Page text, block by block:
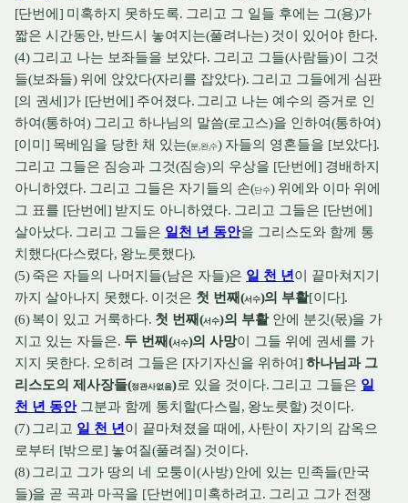
[단번에] 미혹하지 못하도록. 그리고 그 일들 후에는 그(용)가
짧은 시간동안, 반드시 놓여지는(풀려나는) 것이 있어야 한다.
(4) 그리고 나는 보좌들을 보았다. 그리고 그들(사람들)이 그것
들(보좌들) 위에 앉았다(자리를 잡았다). 그리고 그들에게 심판
[의 권세]가 [단번에] 주어졌다. 그리고 나는 예수의 증거로 인
하여(통하여) 그리고 하나님의 말씀(로고스)을 인하여(통하여)
[이미] 목베임을 당한 채 있는(분,완,수) 자들의 영혼들을 [보았다].
그리고 그들은 짐승과 그것(짐승)의 우상을 [단번에] 경배하지
아니하였다. 그리고 그들은 자기들의 손(단수) 위에와 이마 위에
그 표를 [단번에] 받지도 아니하였다. 그리고 그들은 [단번에]
살아났다. 그리고 그들은 일천 년 동안을 그리스도와 함께 통
치했다(다스렸다, 왕노릇했다).
(5)죽은 자들의 나머지들(남은 자들)은 일 천 년 이 끝마쳐지기
까지 살아나지 못했다. 이것은 첫 번째(서수)의 부활[이다].
(6)복이 있고 거룩하다. 첫 번째(서수)의 부활 안에 분깃(몫)을 가
지고 있는 자들은. 두 번째(서수)의 사망이 그들 위에 권세를 가
지지 못한다. 오히려 그들은 [자기자신을 위하여] 하나님과 그
리스도의 제사장들(정관사없음)로 있을 것이다. 그리고 그들은 일
천 년 동안 그분과 함께 통치할(다스릴, 왕노릇할) 것이다.
(7) 그리고 일 천 년 이 끝마쳐졌을 때에 ,사탄이 자기의 감옥으
로부터 [밖으로] 놓여질(풀려질) 것이다.
(8) 그리고 그가 땅의 네 모퉁이(사방)안에 있는 민족들(만국
들)을 곧 곡과 마곡을 [단번에 ] 미혹하려고. 그리고 그가 전쟁